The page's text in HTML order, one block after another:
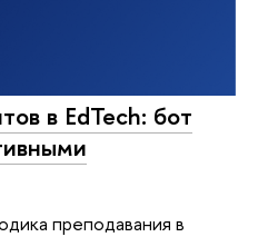
в EdTech: бот
преподавания в